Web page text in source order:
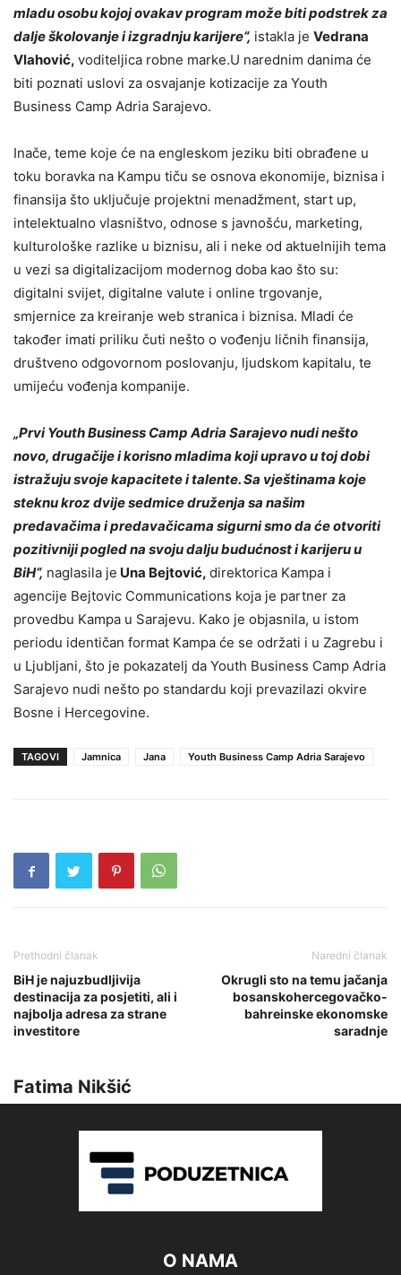
mladu osobu kojoj ovakav program može biti podstrek za
dalje školovanje i izgradnju karijere“, istakla je Vedrana
Vlahović, voditeljica robne marke.U narednim danima će
biti poznati uslovi za osvajanje kotizacije za Youth
Business Camp Adria Sarajevo.
Inače, teme koje će na engleskom jeziku biti obrađene u
toku boravka na Kampu tiču se osnova ekonomije, biznisa i
finansija što uključuje projektni menadžment, start up,
intelektualno vlasništvo, odnose s javnošću, marketing,
kulturološke razlike u biznisu, ali i neke od aktuelnijih tema
u vezi sa digitalizacijom modernog doba kao što su:
digitalni svijet, digitalne valute i online trgovanje,
smjernice za kreiranje web stranica i biznisa. Mladi će
također imati priliku čuti nešto o vođenju ličnih finansija,
društveno odgovornom poslovanju, ljudskom kapitalu, te
umijeću vođenja kompanije.
„Prvi Youth Business Camp Adria Sarajevo nudi nešto
novo, drugačije i korisno mladima koji upravo u toj dobi
istražuju svoje kapacitete i talente. Sa vještinama koje
steknu kroz dvije sedmice druženja sa našim
predavačima i predavačicama sigurni smo da će otvoriti
pozitivniji pogled na svoju dalju budućnost i karijeru u
BiH“, naglasila je Una Bejtović, direktorica Kampa i
agencije Bejtovic Communications koja je partner za
provedbu Kampa u Sarajevu. Kako je objasnila, u istom
periodu identičan format Kampa će se održati i u Zagrebu i
u Ljubljani, što je pokazatelj da Youth Business Camp Adria
Sarajevo nudi nešto po standardu koji prevazilazi okvire
Bosne i Hercegovine.
TAGOVI Jamnica Jana Youth Business Camp Adria Sarajevo
Prethodni članak
BiH je najuzbudljivija
destinacija za posjetiti, ali i
najbolja adresa za strane
investitore
Naredni članak
Okrugli sto na temu jačanja
bosanskohercegovačko-
bahreinske ekonomske
saradnje
Fatima Nikšić
O NAMA